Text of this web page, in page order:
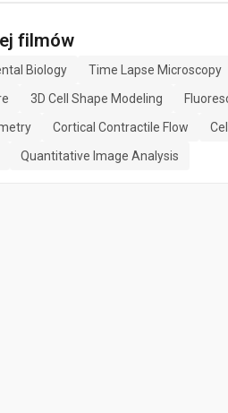
filmów
Biology
Time Lapse Microscopy
3D Cell Shape Modeling
Cortical Contractile Flow
Quantitative Image Analysis